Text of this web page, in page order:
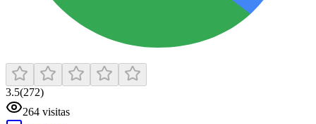
3.5(272)
264 visitas